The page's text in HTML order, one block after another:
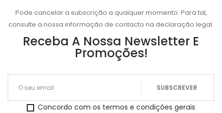
Pode cancelar a subscrição a qualquer momento. Para tal,
consulte a nossa informação de contacto na declaração legal.
Receba A Nossa Newsletter E
Promoções!
Concordo com os termos e condições gerais